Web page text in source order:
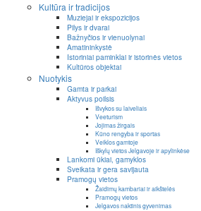
Kultūra ir tradicijos
Muziejai ir ekspozicijos
Pilys ir dvarai
Bažnyčios ir vienuolynai
Amatininkystė
Istoriniai paminklai ir istorinės vietos
Kultūros objektai
Nuotykis
Gamta ir parkai
Aktyvus poilsis
Išvykos su laiveliais
Veeturism
Jojimas žirgais
Kūno rengyba ir sportas
Veiklos gamtoje
Iškylų vietos Jelgavoje ir apylinkėse
Lankomi ūkiai, gamyklos
Sveikata ir gera savijauta
Pramogų vietos
Žaidimų kambariai ir aikštelės
Pramogų vietos
Jelgavos naktinis gyvenimas